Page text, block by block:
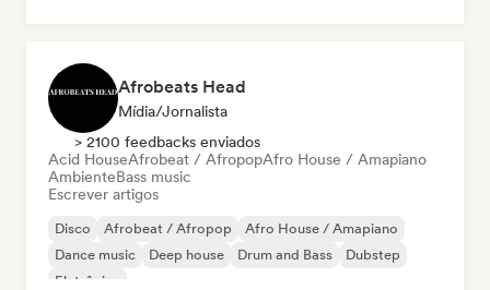
Afrobeats Head
Mídia/Jornalista
> 2100 feedbacks enviados
Acid HouseAfrobeat / AfropopAfro House / Amapiano
AmbienteBass music
Escrever artigos
Disco Afrobeat / Afropop
Afro House / Amapiano
Dance music
Deep house Drum and Bass
Dubstep
Eletrônica